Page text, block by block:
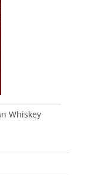
Whiskey